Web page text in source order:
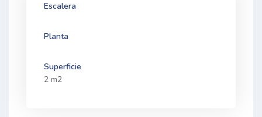
Escalera
Planta
Superficie
2 m2